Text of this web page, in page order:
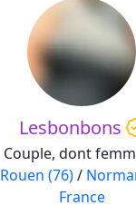
Lesbonbons
Couple, dont
Rouen (76)/
France